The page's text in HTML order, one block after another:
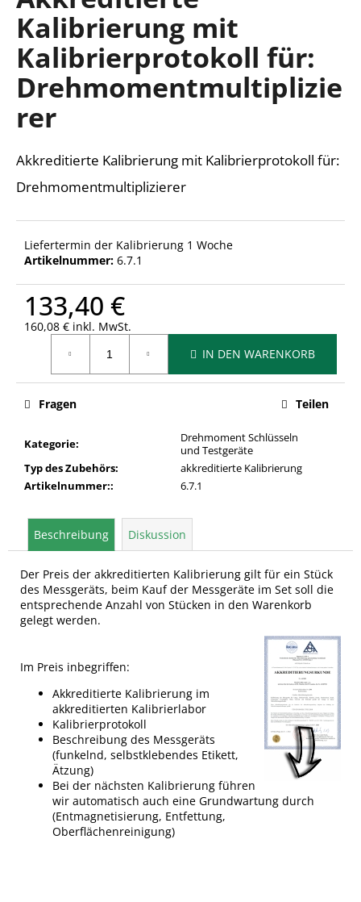
0,0
von
5
Sternen.
Kalibrierung mit
Kalibrierprotokoll für:
Drehmomentmultiplizie
rer
Akkreditierte Kalibrierung mit Kalibrierprotokoll für:
Drehmomentmultiplizierer
Liefertermin der Kalibrierung 1 Woche
Artikelnummer: 6.7.1
133,40 €
160,08 € inkl. MwSt.
IN DEN WARENKORB
Kategorie:
Drehmoment Schlüsseln
und Testgeräte
Typ des Zubehörs:
akkreditierte Kalibrierung
Artikelnummer:: 6.7.1
Fragen Teilen
Beschreibung Diskussion
Der Preis der akkreditierten Kalibrierung gilt für ein Stück
des Messgeräts, beim Kauf der Messgeräte im Set soll die
entsprechende Anzahl von Stücken in den Warenkorb
gelegt werden.
Im Preis inbegriffen:
Akkreditierte Kalibrierung im
akkreditierten Kalibrierlabor
Kalibrierprotokoll
Beschreibung des Messgeräts
(funkelnd, selbstklebendes Etikett,
Ätzung)
Bei der nächsten Kalibrierung führen
wir automatisch auch eine Grundwartung durch
(Entmagnetisierung, Entfettung,
Oberflächenreinigung)
SUCHEN
W
r
e
p
e
l
n